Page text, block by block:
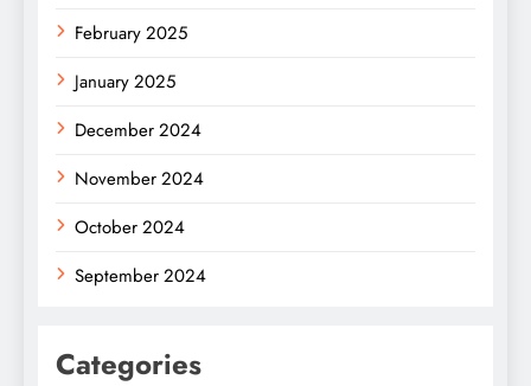
February 2025
January 2025
December 2024
November 2024
October 2024
September 2024
Categories